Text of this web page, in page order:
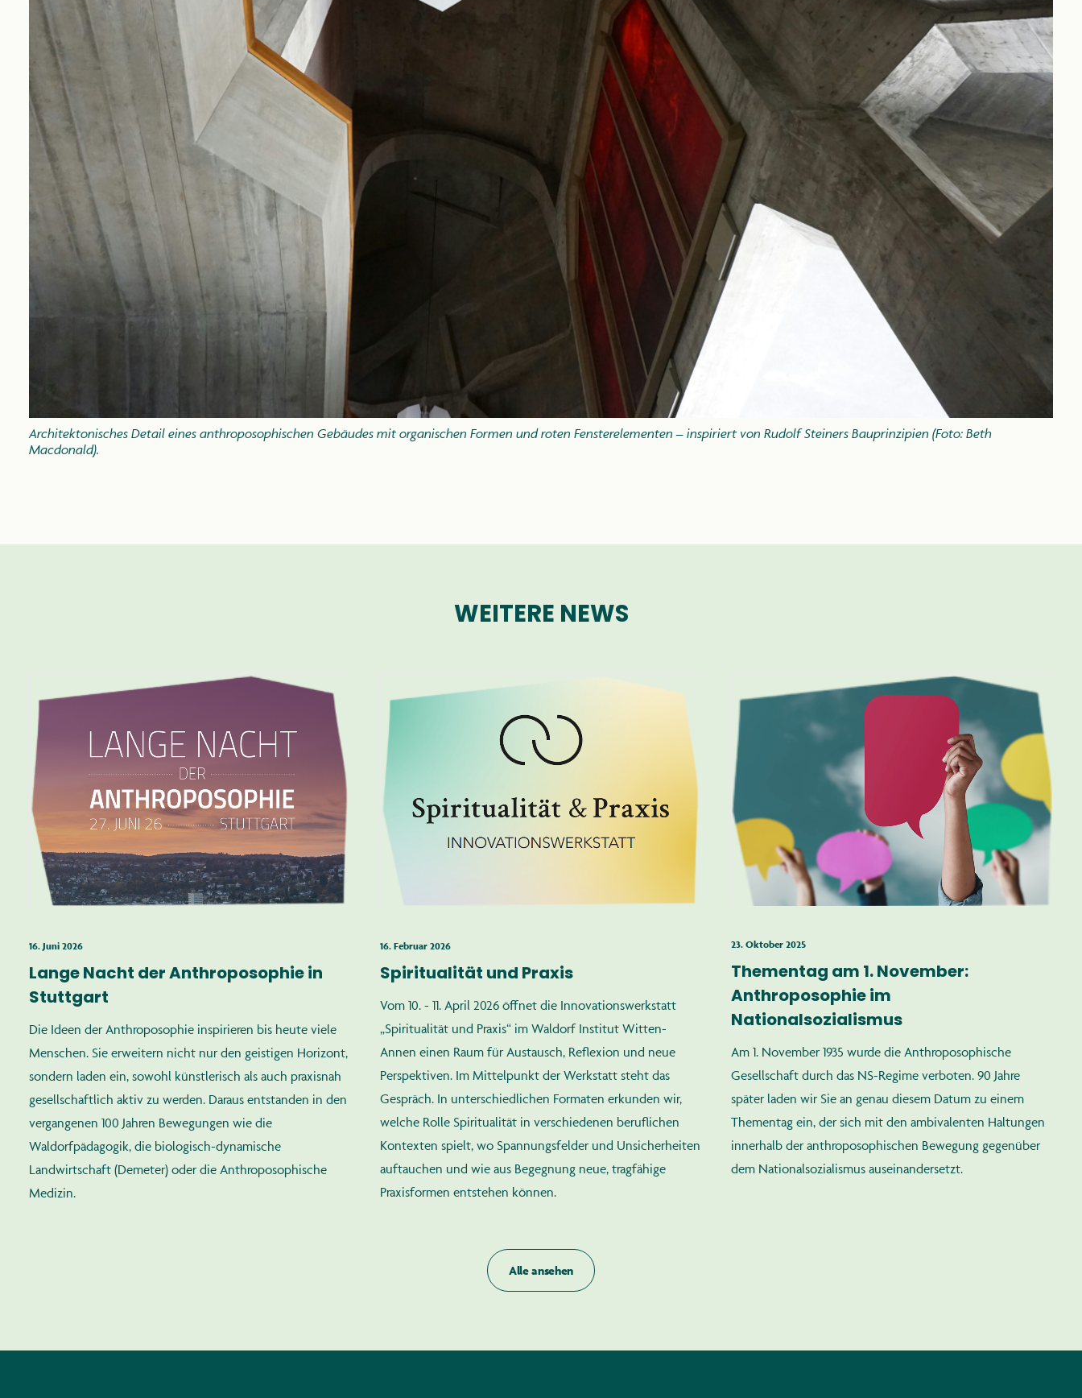
Architektonisches Detail eines anthroposophischen Gebäudes mit organischen Formen und roten Fensterelementen – inspiriert von Rudolf Steiners Bauprinzipien (Foto: Beth
Macdonald).
WEITERE NEWS
16. Juni 2026
Lange Nacht der Anthroposophie in
Stuttgart
Die Ideen der Anthroposophie inspirieren bis heute viele
Menschen. Sie erweitern nicht nur den geistigen Horizont,
sondern laden ein, sowohl künstlerisch als auch praxisnah
gesellschaftlich aktiv zu werden. Daraus entstanden in den
vergangenen 100 Jahren Bewegungen wie die
Waldorfpädagogik, die biologisch-dynamische
Landwirtschaft (Demeter) oder die Anthroposophische
Medizin.
16. Februar 2026
Spiritualität und Praxis
Vom 10. - 11. April 2026 öffnet die Innovationswerkstatt
„Spiritualität und Praxis“ im Waldorf Institut Witten-
Annen einen Raum für Austausch, Reflexion und neue
Perspektiven. Im Mittelpunkt der Werkstatt steht das
Gespräch. In unterschiedlichen Formaten erkunden wir,
welche Rolle Spiritualität in verschiedenen beruflichen
Kontexten spielt, wo Spannungsfelder und Unsicherheiten
auftauchen und wie aus Begegnung neue, tragfähige
Praxisformen entstehen können.
23. Oktober 2025
Thementag am 1. November:
Anthroposophie im
Nationalsozialismus
Am 1. November 1935 wurde die Anthroposophische
Gesellschaft durch das NS-Regime verboten. 90 Jahre
später laden wir Sie an genau diesem Datum zu einem
Thementag ein, der sich mit den ambivalenten Haltungen
innerhalb der anthroposophischen Bewegung gegenüber
dem Nationalsozialismus auseinandersetzt.
Alle ansehen